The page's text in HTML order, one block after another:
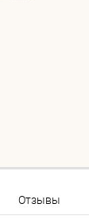
Отзывы